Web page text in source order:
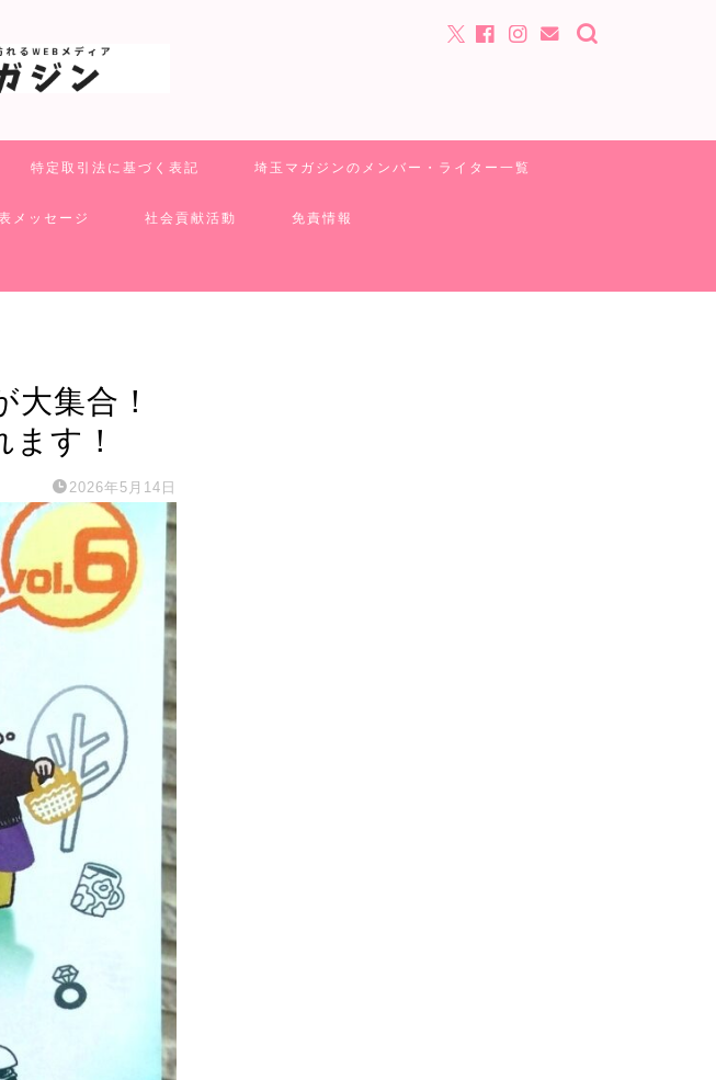
特定取引法に基づく表記 埼玉マガジンのメンバー・ライター一覧
メッセージ 社会貢献活動 免責情報
大集合！
す！
2026年5月14日